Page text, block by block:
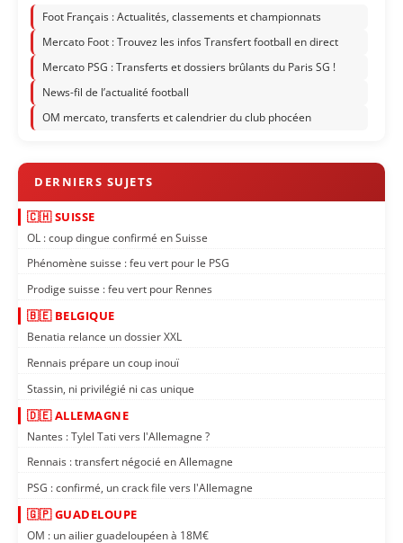
Foot Français : Actualités, classements et championnats
Mercato Foot : Trouvez les infos Transfert football en direct
Mercato PSG : Transferts et dossiers brûlants du Paris SG !
News-fil de l’actualité football
OM mercato, transferts et calendrier du club phocéen
🇨🇭 SUISSE
OL : coup dingue confirmé en Suisse
Phénomène suisse : feu vert pour le PSG
Prodige suisse : feu vert pour Rennes
🇧🇪 BELGIQUE
Benatia relance un dossier XXL
Rennais prépare un coup inouï
Stassin, ni privilégié ni cas unique
🇩🇪 ALLEMAGNE
Nantes : Tylel Tati vers l'Allemagne ?
Rennais : transfert négocié en Allemagne
PSG : confirmé, un crack file vers l'Allemagne
🇬🇵 GUADELOUPE
OM : un ailier guadeloupéen à 18M€